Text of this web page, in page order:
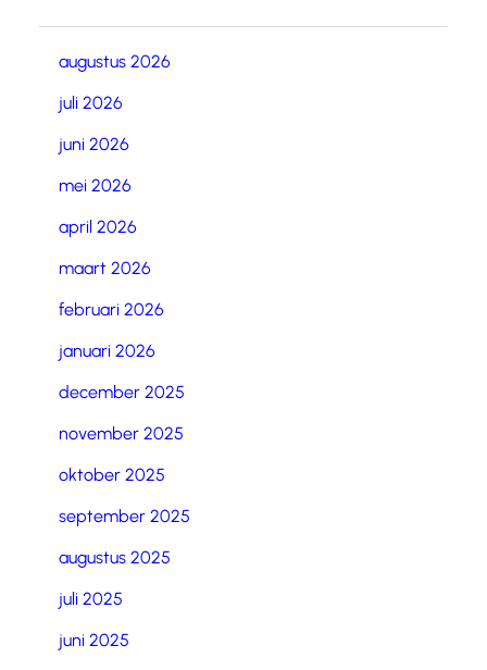
augustus 2026
juli 2026
juni 2026
mei 2026
april 2026
maart 2026
februari 2026
januari 2026
december 2025
november 2025
oktober 2025
september 2025
augustus 2025
juli 2025
juni 2025